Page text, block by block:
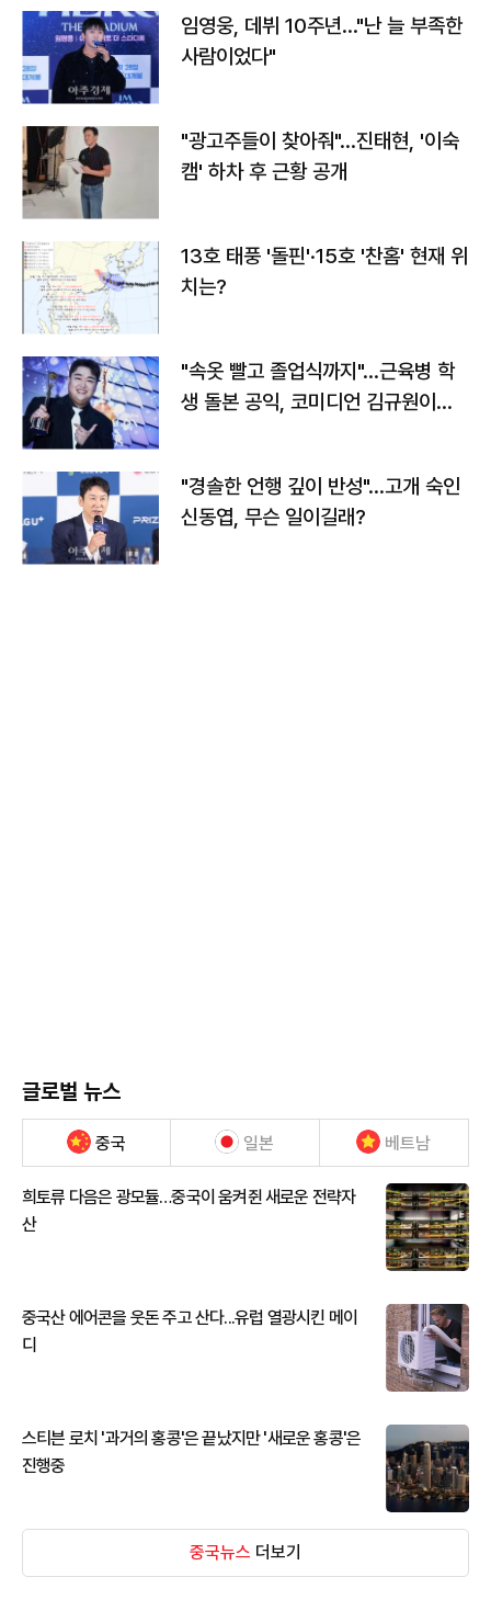
임영웅, 데뷔 10주년…"난 늘 부족한
사람이었다"
"광고주들이 찾아줘"…진태현, '이숙
캠' 하차 후 근황 공개
13호 태풍 '돌핀'·15호 '찬홈' 현재 위
치는?
"속옷 빨고 졸업식까지"…근육병 학
생 돌본 공익, 코미디언 김규원이었
"경솔한 언행 깊이 반성"…고개 숙인
신동엽, 무슨 일이길래?
글로벌 뉴스
중국 일본 베트남
희토류 다음은 광모듈…중국이 움켜쥔 새로운 전략자
산
중국산 에어콘을 웃돈 주고 산다...유럽 열광시킨 메이
디
스티븐 로치 '과거의 홍콩'은 끝났지만 '새로운 홍콩'은
진행중
중국뉴스 더보기